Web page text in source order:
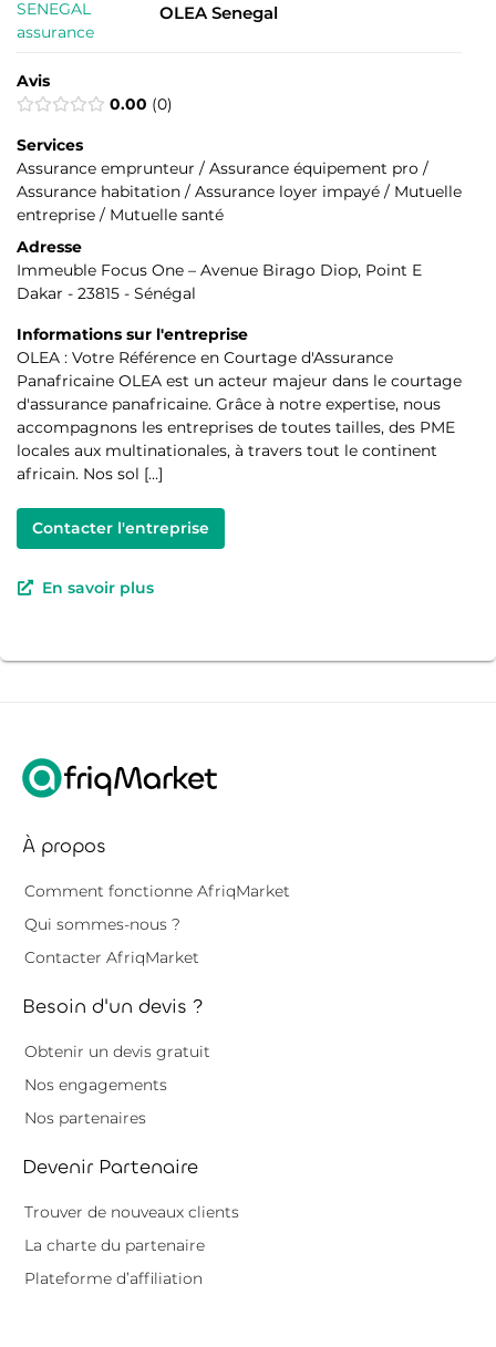
OLEA Senegal
Avis
0.00 0
Services
Assurance emprunteur / Assurance équipement pro /
Assurance habitation / Assurance loyer impayé / Mutuelle
entreprise / Mutuelle santé
Adresse
Immeuble Focus One – Avenue Birago Diop, Point E
Dakar - 23815 - Sénégal
Informations sur l'entreprise
OLEA : Votre Référence en Courtage d'Assurance
Panafricaine OLEA est un acteur majeur dans le courtage
d'assurance panafricaine. Grâce à notre expertise, nous
accompagnons les entreprises de toutes tailles, des PME
locales aux multinationales, à travers tout le continent
africain. Nos sol […]
Contacter l'entreprise
En savoir plus
À propos
Comment fonctionne AfriqMarket
Qui sommes-nous ?
Contacter AfriqMarket
Besoin d'un devis ?
Obtenir un devis gratuit
Nos engagements
Nos partenaires
Devenir Partenaire
Trouver de nouveaux clients
La charte du partenaire
Plateforme d’affiliation